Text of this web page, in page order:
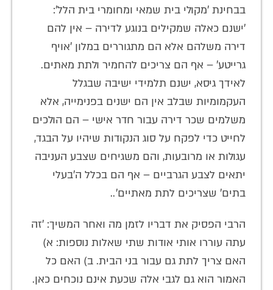
בבחינת 'מקולי בית שמאי ומחומרי בית הלל':
'ישנם כאלה שמקילים בנוגע לדירה – אין להם
דירה משלהם אלא הם מתגוררים במלון 'אויף
גרייטע' – אף הם צריכים להחמיר ולתת מאתים.
לאידך גיסא, ישנם תלמידי ישיבה שבגלל
העקמומיות שבלב אין הם ישנים בפנימייה, אלא
משלמים שכר דירה עבור חדר אישי – הם הולכים
לחייט כדי לפקח על סוג הנקודות שיהיו על הבגד,
עגולות או מרובעות, והם משגיחים שצבע העניבה
יתאים לצבע הגרביים – אף הם בכלל ה'בעלי
בתים' שצריכים לתת מאתיים'..
הרבי הפסיק את דבריו לזמן מה ואחר המשיך: 'זה
עתה עוררו אותי אודות שתי שאלות נוספות: א)
האם צריך לתת גם עבור בני הבית. ב) האם כל
האמור הוא גם לגבי אלה שכעת אינם נוכחים כאן.